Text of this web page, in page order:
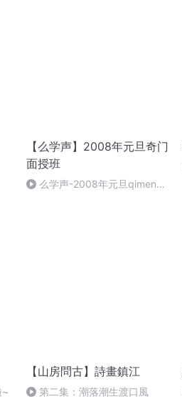
【么学声】2008年元旦奇门
面授班
么学声-2008年元旦qimen面
~
【山房問古】詩畫鎮江
第二集：潮落潮生渡口風